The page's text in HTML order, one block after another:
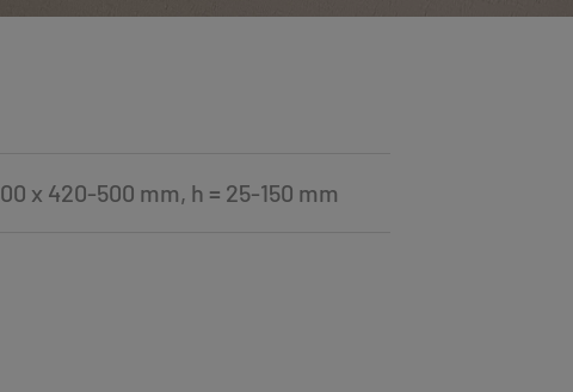
x 420-500 mm, h = 25-150 mm